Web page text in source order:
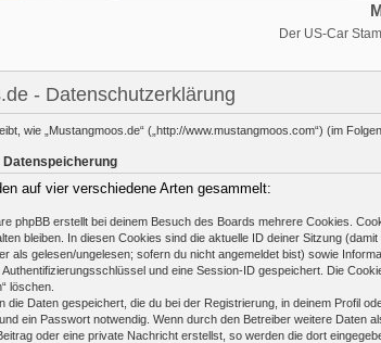
Der US-Car
- Datenschutzerklärung
wie „Mustangmoos.de“ („http://www.mustangmoos.com“) (im
auf vier verschiedene Arten gesammelt:
phpBB erstellt bei deinem Besuch des Boards mehrere Cookies.
bleiben. In diesen Cookies sind die aktuelle ID deiner Sitzung
als gelesen/ungelesen; sofern du nicht angemeldet bist) sowie
und eine Session-ID gespeichert. Die
löschen.
die Daten gespeichert, die du bei der Registrierung, in deinem Profil
ein Passwort notwendig. Wenn durch den Betreiber weitere Daten
oder eine private Nachricht erstellst, so werden die dort